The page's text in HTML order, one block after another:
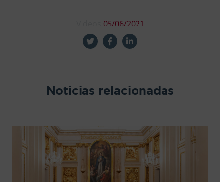
05/06/2021
Noticias relacionadas